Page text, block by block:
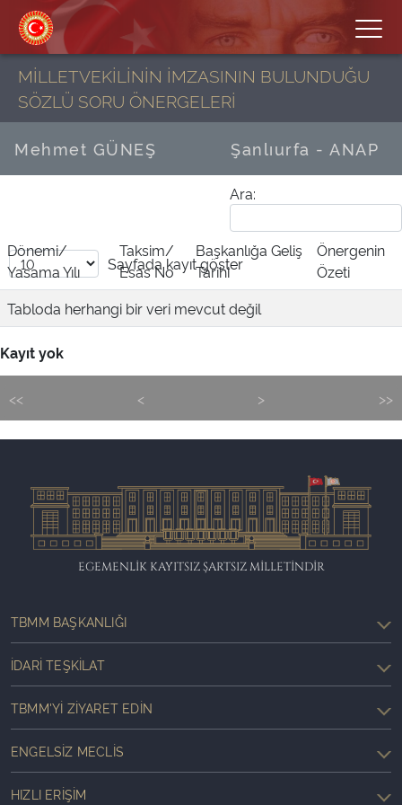
MİLLETVEKİLİNİN İMZASININ BULUNDUĞU
SÖZLÜ SORU ÖNERGELERİ
Mehmet GÜNEŞ Şanlıurfa - ANAP
Ara:
Sayfadakayıt göster
Dönemi/
Yasama Yılı
Taksim/
Esas No
Başkanlığa Geliş
Tarihi
Önergenin
Özeti
Tabloda herhangi bir veri mevcut değil
Kayıt yok
<< < > >>
EGEMENLİK KAYITSIZ ŞARTSIZ MİLLETİNDİR
TBMM BAŞKANLIĞI
İDARI TEŞKILAT
TBMM'YI ZIYARET EDIN
ENGELSIZ MECLIS
HIZLI ERIŞIM